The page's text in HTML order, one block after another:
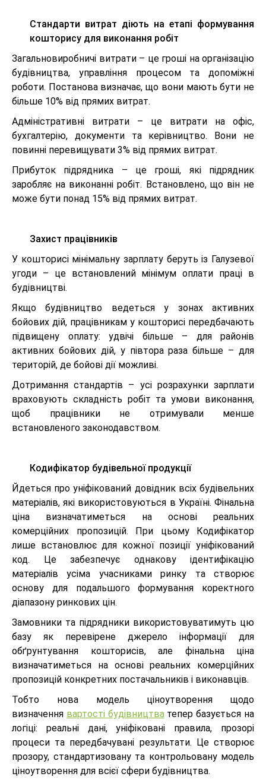
Стандарти витрат діють на етапі формування
кошторису для виконання робіт
Загальновиробничі витрати – це гроші на організацію
будівництва, управління процесом та допоміжні
роботи. Постанова визначає, що вони мають бути не
більше 10% від прямих витрат.
Адміністративні витрати – це витрати на офіс,
бухгалтерію, документи та керівництво. Вони не
повинні перевищувати 3% від прямих витрат.
Прибуток підрядника – це гроші, які підрядник
заробляє на виконанні робіт. Встановлено, що він не
може бути понад 15% від прямих витрат.
Захист працівників
У кошторисі мінімальну зарплату беруть із Галузевої
угоди – це встановлений мінімум оплати праці в
будівництві.
Якщо будівництво ведеться у зонах активних
бойових дій, працівникам у кошторисі передбачають
підвищену оплату: удвічі більше – для районів
активних бойових дій, у півтора раза більше – для
територій, де бойові дії можливі.
Дотримання стандартів – усі розрахунки зарплати
враховують складність робіт та умови виконання,
щоб працівники не отримували менше
встановленого законодавством.
Кодифікатор будівельної продукції
Йдеться про уніфікований довідник всіх будівельних
матеріалів, які використовуються в Україні. Фінальна
ціна визначатиметься на основі реальних
комерційних пропозицій. При цьому Кодифікатор
лише встановлює для кожної позиції уніфікований
код. Це забезпечує однакову ідентифікацію
матеріалів усіма учасниками ринку та створює
основу для подальшого формування коректного
діапазону ринкових цін.
Замовники та підрядники використовуватимуть цю
базу як перевірене джерело інформації для
обґрунтування кошторисів, але фінальна ціна
визначатиметься на основі реальних комерційних
пропозицій конкретних постачальників і виконавців.
Тобто нова модель ціноутворення щодо
визначення вартості будівництватепер базується на
логіці: реальні дані, уніфіковані правила, прозорі
процеси та передбачувані результати. Це створює
прозору, стандартизовану та контрольовану модель
ціноутворення для всієї сфери будівництва.